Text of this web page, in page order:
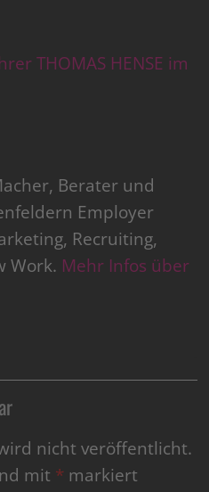
THOMAS HENSE im
Berater und
Employer
Recruiting,
Work. Mehr Infos über
nicht veröffentlicht.
mit * markiert